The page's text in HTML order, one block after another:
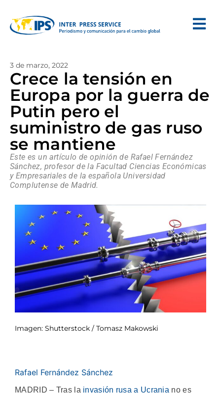
3 de marzo, 2022
Crece la tensión en
Europa por la guerra de
Putin pero el
suministro de gas ruso
se mantiene
Este es un artículo de opinión de Rafael Fernández
Sánchez, profesor de la Facultad Ciencias Económicas
y Empresariales de la española Universidad
Complutense de Madrid.
Imagen: Shutterstock / Tomasz Makowski
Rafael Fernández Sánchez
MADRID – Tras la invasión rusa a Ucrania no es